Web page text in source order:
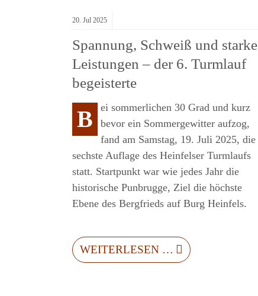
20. Jul 2025
Spannung, Schweiß und starke
Leistungen – der 6. Turmlauf
begeisterte
B
ei sommerlichen 30 Grad und kurz
bevor ein Sommergewitter aufzog,
fand am Samstag, 19. Juli 2025, die
sechste Auflage des Heinfelser Turmlaufs
statt. Startpunkt war wie jedes Jahr die
historische Punbrugge, Ziel die höchste
Ebene des Bergfrieds auf Burg Heinfels.
WEITERLESEN …